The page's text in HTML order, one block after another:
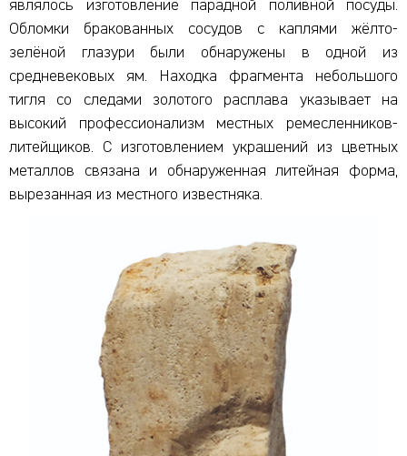
являлось изготовление парадной поливной посуды.
Обломки бракованных сосудов с каплями жёлто-
зелёной глазури были обнаружены в одной из
средневековых ям. Находка фрагмента небольшого
тигля со следами золотого расплава указывает на
высокий профессионализм местных ремесленников-
литейщиков. С изготовлением украшений из цветных
металлов связана и обнаруженная литейная форма,
вырезанная из местного известняка.